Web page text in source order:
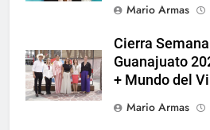
Mario Armas
Cierra
Guanajuato
+ Mundo del
Mario Armas